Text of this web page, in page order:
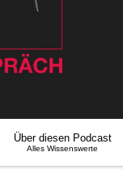
Über diesen Podcast
Alles Wissenswerte